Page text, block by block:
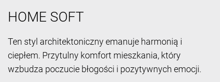
HOME SOFT
Ten styl architektoniczny emanuje harmonią i
ciepłem. Przytulny komfort mieszkania, który
wzbudza poczucie błogości i pozytywnych emocji.